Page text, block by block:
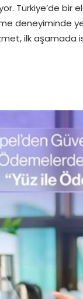
Türkiye’de
deneyiminde
ilk aşamada